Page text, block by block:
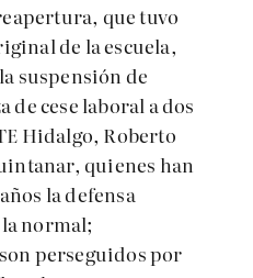
que tuvo
de la escuela,
suspensión de
de cese laboral a dos
Hidalgo, Roberto
quienes han
la defensa
normal;
perseguidos por